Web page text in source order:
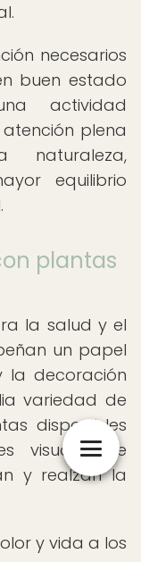
necesarios
buen estado
actividad
plena
equilibrio
plantas
la salud y el
un papel
la decoración
variedad de
disponibles
visualmente
y realzan la
y vida a los